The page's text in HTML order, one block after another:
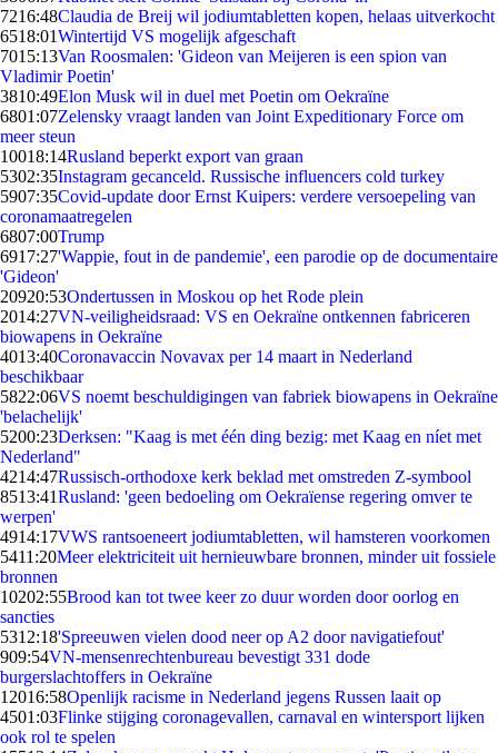
7216:48Claudia de Breij wil jodiumtabletten kopen, helaas uitverkocht
6518:01Wintertijd VS mogelijk afgeschaft
7015:13Van Roosmalen: 'Gideon van Meijeren is een spion van
Vladimir Poetin'
3810:49Elon Musk wil in duel met Poetin om Oekraïne
6801:07Zelensky vraagt landen van Joint Expeditionary Force om
meer steun
10018:14Rusland beperkt export van graan
5302:35Instagram gecanceld. Russische influencers cold turkey
5907:35Covid-update door Ernst Kuipers: verdere versoepeling van
coronamaatregelen
6807:00Trump
6917:27'Wappie, fout in de pandemie', een parodie op de documentaire
'Gideon'
20920:53Ondertussen in Moskou op het Rode plein
2014:27VN-veiligheidsraad: VS en Oekraïne ontkennen fabriceren
biowapens in Oekraïne
4013:40Coronavaccin Novavax per 14 maart in Nederland
beschikbaar
5822:06VS noemt beschuldigingen van fabriek biowapens in Oekraïne
'belachelijk'
5200:23Derksen: "Kaag is met één ding bezig: met Kaag en níet met
Nederland"
4214:47Russisch-orthodoxe kerk beklad met omstreden Z-symbool
8513:41Rusland: 'geen bedoeling om Oekraïense regering omver te
werpen'
4914:17VWS rantsoeneert jodiumtabletten, wil hamsteren voorkomen
5411:20Meer elektriciteit uit hernieuwbare bronnen, minder uit fossiele
bronnen
10202:55Brood kan tot twee keer zo duur worden door oorlog en
sancties
5312:18'Spreeuwen vielen dood neer op A2 door navigatiefout'
909:54VN-mensenrechtenbureau bevestigt 331 dode
burgerslachtoffers in Oekraïne
12016:58Openlijk racisme in Nederland jegens Russen laait op
4501:03Flinke stijging coronagevallen, carnaval en wintersport lijken
ook rol te spelen